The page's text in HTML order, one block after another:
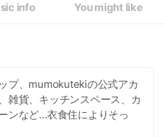
info You might like
プ、mumokutekiの公式アカ
雑貨、キッチンスペース、カ
ンなど…衣食住によりそっ
。